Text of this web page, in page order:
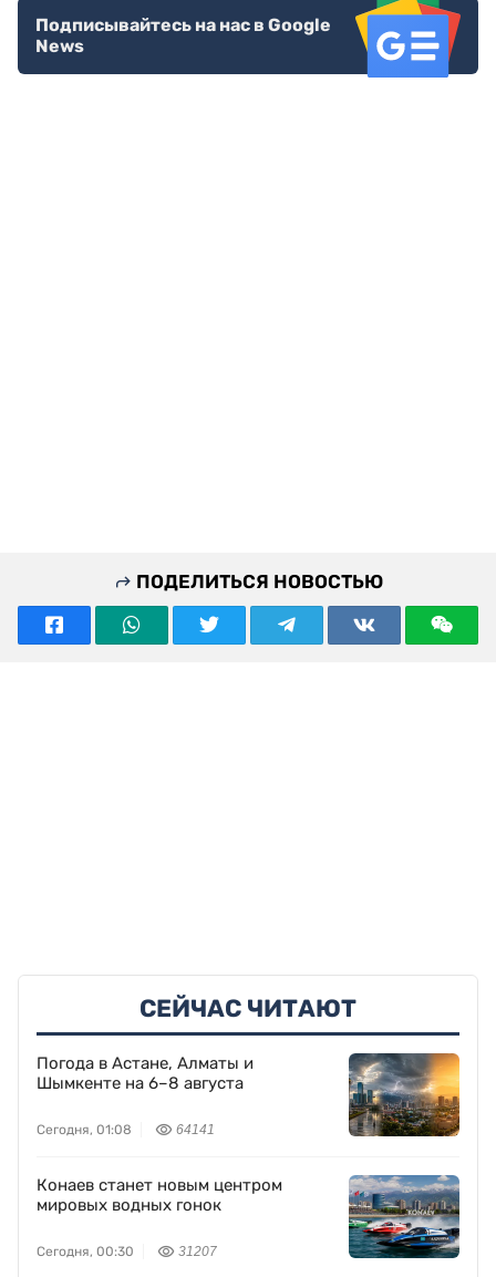
Подписывайтесь на нас в Google
News
ПОДЕЛИТЬСЯ НОВОСТЬЮ
СЕЙЧАС ЧИТАЮТ
Погода в Астане, Алматы и
Шымкенте на 6–8 августа
Сегодня, 01:08 64141
Конаев станет новым центром
мировых водных гонок
Сегодня, 00:30 31207